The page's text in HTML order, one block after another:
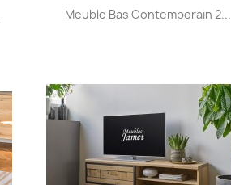
Aperçu rapide
Meuble Bas Contemporain 2...